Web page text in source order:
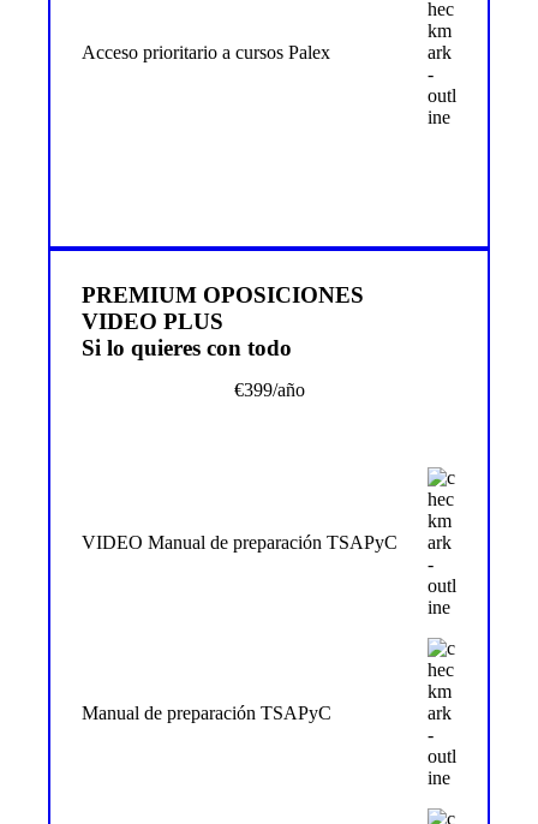
Acceso prioritario a cursos Palex
PREMIUM OPOSICIONES
VIDEO PLUS
Si lo quieres con todo
€399/año
VIDEO Manual de preparación TSAPyC
Manual de preparación TSAPyC